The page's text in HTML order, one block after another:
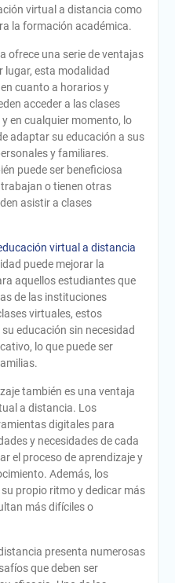
virtual a distancia como
la formación académica.
ofrece una serie de ventajas
lugar, esta modalidad
cuanto a horarios y
acceder a las clases
en cualquier momento, lo
adaptar su educación a sus
y familiares.
puede ser beneficiosa
o tienen otras
asistir a clases
virtual a distancia
puede mejorar la
aquellos estudiantes que
de las instituciones
virtuales, estos
educación sin necesidad
lo que puede ser
también es una ventaja
a distancia. Los
digitales para
y necesidades de cada
el proceso de aprendizaje y
Además, los
propio ritmo y dedicar más
más difíciles o
presenta numerosas
que deben ser